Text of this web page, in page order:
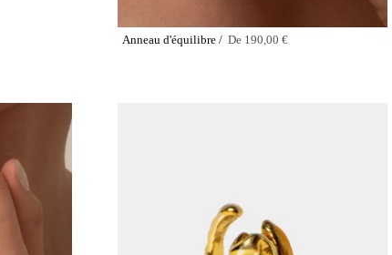
Anneau d'équilibre / De 190,00 €